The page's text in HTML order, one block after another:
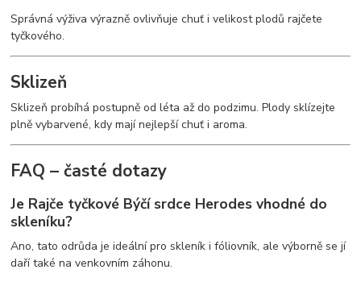
Správná výživa výrazně ovlivňuje chuť i velikost plodů rajčete
tyčkového.
Sklizeň
Sklizeň probíhá postupně od léta až do podzimu. Plody sklízejte
plně vybarvené, kdy mají nejlepší chuť i aroma.
FAQ – časté dotazy
Je Rajče tyčkové Býčí srdce Herodes vhodné do
skleníku?
Ano, tato odrůda je ideální pro skleník i fóliovník, ale výborně se jí
daří také na venkovním záhonu.